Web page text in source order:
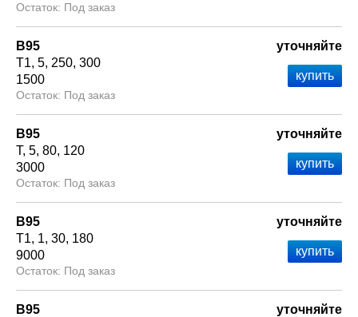
Под заказ
В95
Т1 5 250 300
1500
Под заказ
уточняйте
В95
Т 5 80 120
3000
Под заказ
уточняйте
В95
Т1 1 30 180
9000
Под заказ
уточняйте
В95
уточняйте